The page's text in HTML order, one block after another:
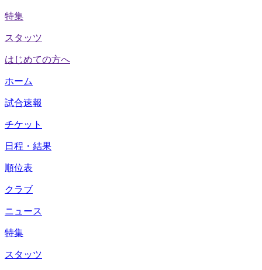
特集
スタッツ
はじめての方へ
ホーム
試合速報
チケット
日程・結果
順位表
クラブ
ニュース
特集
スタッツ